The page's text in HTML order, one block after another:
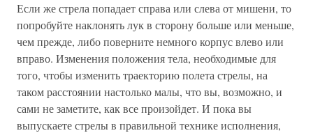
Если же стрела попадает справа или слева от мишени, то
попробуйте наклонять лук в сторону больше или меньше,
чем прежде, либо поверните немного корпус влево или
вправо. Изменения положения тела, необходимые для
того, чтобы изменить траекторию полета стрелы, на
таком расстоянии настолько малы, что вы, возможно, и
сами не заметите, как все произойдет. И пока вы
выпускаете стрелы в правильной технике исполнения,